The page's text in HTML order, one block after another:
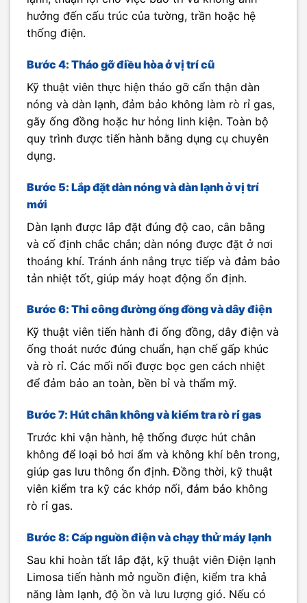
hưởng đến cấu trúc của tường, trần hoặc hệ
thống điện.
Bước 4: Tháo gỡ điều hòa ở vị trí cũ
Kỹ thuật viên thực hiện tháo gỡ cẩn thận dàn
nóng và dàn lạnh, đảm bảo không làm rò rỉ gas,
gãy ống đồng hoặc hư hỏng linh kiện. Toàn bộ
quy trình được tiến hành bằng dụng cụ chuyên
dụng.
Bước 5: Lắp đặt dàn nóng và dàn lạnh ở vị trí
mới
Dàn lạnh được lắp đặt đúng độ cao, cân bằng
và cố định chắc chắn; dàn nóng được đặt ở nơi
thoáng khí. Tránh ánh nắng trực tiếp và đảm bảo
tản nhiệt tốt, giúp máy hoạt động ổn định.
Bước 6: Thi công đường ống đồng và dây điện
Kỹ thuật viên tiến hành đi ống đồng, dây điện và
ống thoát nước đúng chuẩn, hạn chế gấp khúc
và rò rỉ. Các mối nối được bọc gen cách nhiệt
để đảm bảo an toàn, bền bỉ và thẩm mỹ.
Bước 7: Hút chân không và kiểm tra rò rỉ gas
Trước khi vận hành, hệ thống được hút chân
không để loại bỏ hơi ẩm và không khí bên trong,
giúp gas lưu thông ổn định. Đồng thời, kỹ thuật
viên kiểm tra kỹ các khớp nối, đảm bảo không
rò rỉ gas.
Bước 8: Cấp nguồn điện và chạy thử máy lạnh
Sau khi hoàn tất lắp đặt, kỹ thuật viên Điện lạnh
Limosa tiến hành mở nguồn điện, kiểm tra khả
năng làm lạnh, độ ồn và lưu lượng gió. Nếu có